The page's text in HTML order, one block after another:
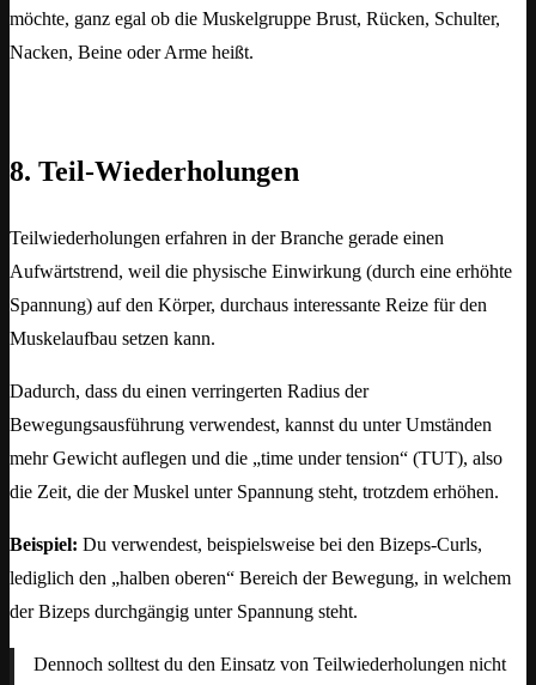
möchte, ganz egal ob die Muskelgruppe Brust, Rücken, Schulter,
Nacken, Beine oder Arme heißt.
8. Teil-Wiederholungen
Teilwiederholungen erfahren in der Branche gerade einen
Aufwärtstrend, weil die physische Einwirkung (durch eine erhöhte
Spannung) auf den Körper, durchaus interessante Reize für den
Muskelaufbau setzen kann.
Dadurch, dass du einen verringerten Radius der
Bewegungsausführung verwendest, kannst du unter Umständen
mehr Gewicht auflegen und die „time under tension“ (TUT), also
die Zeit, die der Muskel unter Spannung steht, trotzdem erhöhen.
Beispiel: Du verwendest, beispielsweise bei den Bizeps-Curls,
lediglich den „halben oberen“ Bereich der Bewegung, in welchem
der Bizeps durchgängig unter Spannung steht.
Dennoch solltest du den Einsatz von Teilwiederholungen nicht